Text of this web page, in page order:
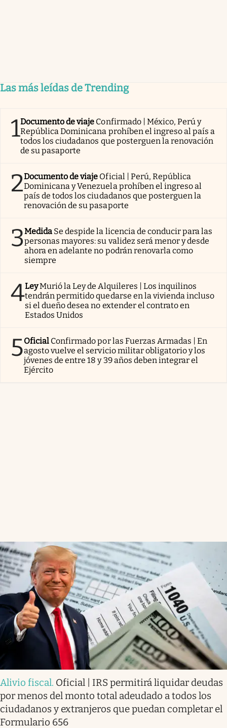
Las más leídas de Trending
1Documento de viaje Confirmado | México, Perú y
República Dominicana prohíben el ingreso al país a
todos los ciudadanos que posterguen la renovación
de su pasaporte
2Documento de viaje Oficial | Perú, República
Dominicana y Venezuela prohíben el ingreso al
país de todos los ciudadanos que posterguen la
renovación de su pasaporte
3Medida Se despide la licencia de conducir para las
personas mayores: su validez será menor y desde
ahora en adelante no podrán renovarla como
siempre
4LeyMurió la Ley de Alquileres | Los inquilinos
tendrán permitido quedarse en la vivienda incluso
si el dueño desea no extender el contrato en
Estados Unidos
5Oficial Confirmado por las Fuerzas Armadas | En
agosto vuelve el servicio militar obligatorio y los
jóvenes de entre 18 y 39 años deben integrar el
Ejército
Alivio fiscal. Oficial | IRS permitirá liquidar deudas
por menos del monto total adeudado a todos los
ciudadanos y extranjeros que puedan completar el
Formulario 656